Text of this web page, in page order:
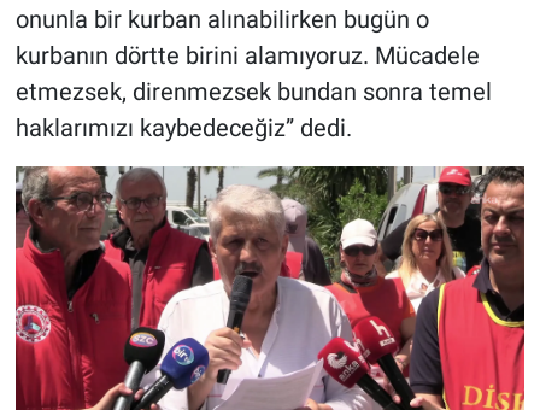
onunla bir kurban alınabilirken bugün o
kurbanın dörtte birini alamıyoruz. Mücadele
etmezsek, direnmezsek bundan sonra temel
haklarımızı kaybedeceğiz” dedi.